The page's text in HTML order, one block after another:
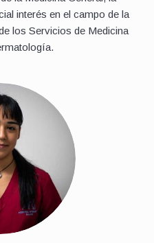
interés en el campo de la
los Servicios de Medicina